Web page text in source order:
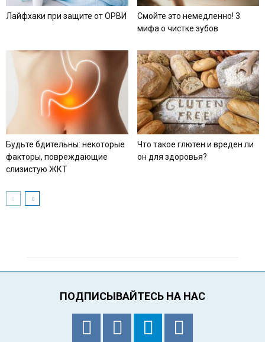
Лайфхаки при защите от ОРВИ
Смойте это немедленно! 3
мифа о чистке зубов
Будьте бдительны: некоторые
факторы, повреждающие
слизистую ЖКТ
Что такое глютен и вреден ли
он для здоровья?
ПОДПИСЫВАЙТЕСЬ НА НАС